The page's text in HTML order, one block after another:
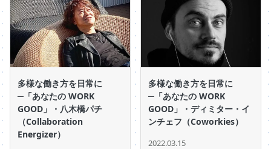
多様な働き方を日常に
─「あなたの WORK
GOOD」・八木橋パチ
（Collaboration
Energizer）
多様な働き方を日常に
─「あなたの WORK
GOOD」・ディミター・イ
ンチェフ（Coworkies）
2022.03.15